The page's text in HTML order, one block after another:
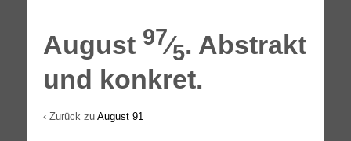
August 97⁄5. Abstrakt
und konkret.
‹ Zurück zu August 91